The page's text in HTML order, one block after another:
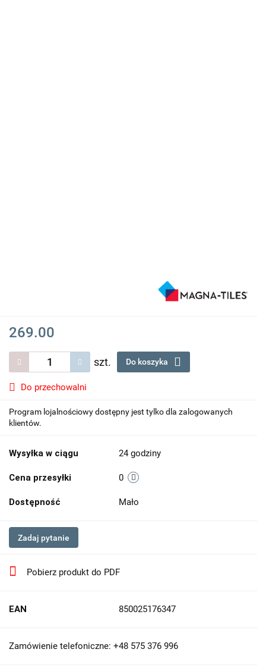
269.00
szt. Do koszyka
Do przechowalni
Program lojalnościowy dostępny jest tylko dla zalogowanych
klientów.
Wysyłka w ciągu 24 godziny
Cena przesyłki 0
Dostępność Mało
Zadaj pytanie
Pobierz produkt do PDF
EAN 850025176347
Zamówienie telefoniczne: +48 575 376 996